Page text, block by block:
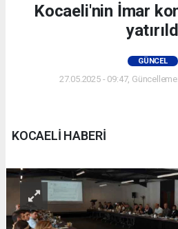
Kocaeli'nin İmar
GÜNCEL
27.05.2025 - 09:47,
KOCAELİ HABERİ